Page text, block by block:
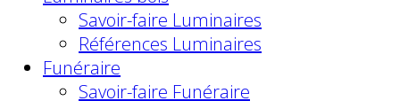
Savoir-faire Luminaires
Références Luminaires
Funéraire
Savoir-faire Funéraire